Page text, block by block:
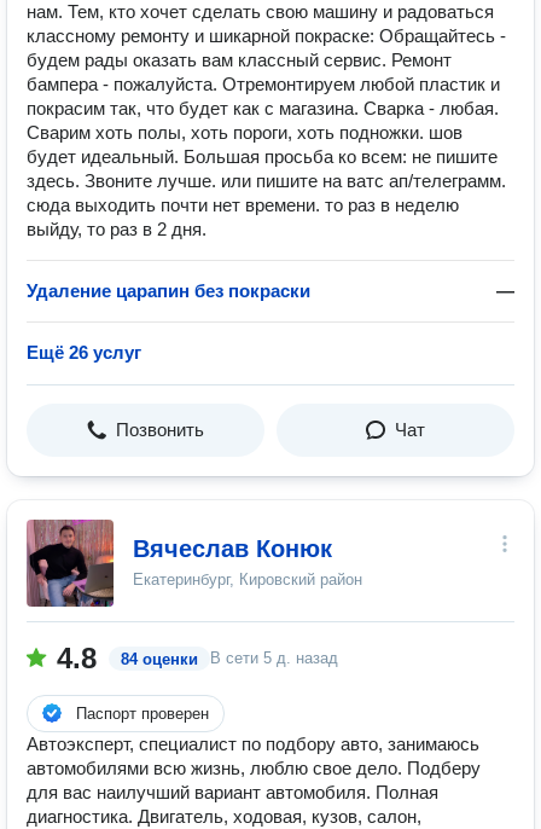
нам. Тем, кто хочет сделать свою машину и радоваться
классному ремонту и шикарной покраске: Обращайтесь -
будем рады оказать вам классный сервис. Ремонт
бампера - пожалуйста. Отремонтируем любой пластик и
покрасим так, что будет как с магазина. Сварка - любая.
Сварим хоть полы, хоть пороги, хоть подножки. шов
будет идеальный. Большая просьба ко всем: не пишите
здесь. Звоните лучше. или пишите на ватс ап/телеграмм.
сюда выходить почти нет времени. то раз в неделю
выйду, то раз в 2 дня.
Удаление царапин без покраски —
Ещё 26 услуг
Позвонить Чат
Вячеслав Конюк
Екатеринбург, Кировский район
4.8 84 оценки В сети 5 д. назад
Паспорт проверен
Автоэксперт, специалист по подбору авто, занимаюсь
автомобилями всю жизнь, люблю свое дело. Подберу
для вас наилучший вариант автомобиля. Полная
диагностика. Двигатель, ходовая, кузов, салон,